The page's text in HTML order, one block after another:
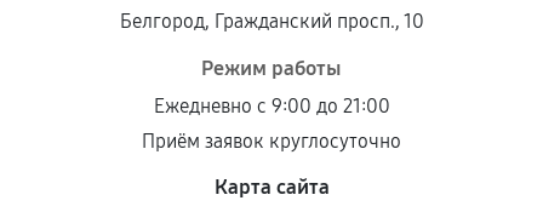
Белгород, Гражданский просп., 10
Режим работы
Ежедневно с 9:00 до 21:00
Приём заявок круглосуточно
Карта сайта